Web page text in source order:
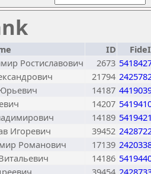
ID
Ростиславович 2673
21794
14187
14207
14189
Игоревич 39452
Романович 17139
14186
39454